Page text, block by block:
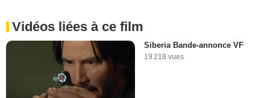
Vidéos liées à ce film
Siberia Bande-annonce VF
19 218 vues